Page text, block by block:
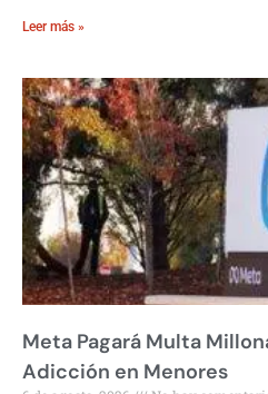
Leer más »
Meta Pagará Multa
Adicción en Menores